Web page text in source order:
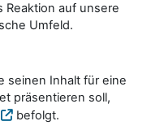
Reaktion auf unsere
Umfeld.
seinen Inhalt für eine
präsentieren soll,
befolgt.